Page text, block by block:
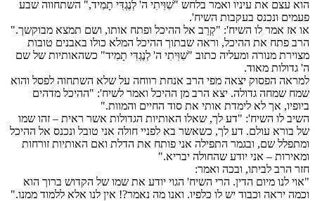
הוא עצם את עיניו ואמר בלחש "שִׁוִּיתִי ה' לְנֶגְדִּי תָמִיד," השתחווה שבע
פעמים ונכנס בעקבות השיח'.
או אז אמר לו השיח': "קְרַב אל ההיכל ופתח אותו, ושם תמצא מבוקשך."
הרב פתח את ההיכל, וראה שבתוך ההיכל המלא כולו באבנים טובות
מצוירת מנורה ומעליה כתוב "שִׁוִּיתִי ה' לְנֶגְדִּי תָמִיד" כשהאותיות של שם
ה' גדולות מאוד.
למראה הפסוק יצאה מפי הרב אנחת רווחה על שלא השתחוה לפסל והוא
שמח שמחה גדולה. יצא הרב מן ההיכל ואמר לשיח': "ההיכל מדהים
ביופיו, אך לא לימדת אותי את סוד החיים והמוות."
השיב לו השיח': "דע לך, שאלו האותיות הגדולות אשר ראית – זהו שמו
של בורא עולם. דע לך, כשאשר בא לפניי חולה אני טובל ונכנס אל ההיכל
ומתפלל שם, ובגמר התפילה אני פותח את הדלת ואם האותיות זורחות
ומאירות – אני יודע שהחולה יבריא."
חזר הרב לביתו, ובכה ואמר:
"אוי לנו מיום הדין. הרי השיח' הגוי יודע את שמו של הקדוש ברוך הוא
וכמה יראה וכבוד יש לו כלפיו. ואנו מה נאמר?! אין לנו אלא ללמוד ממנו."